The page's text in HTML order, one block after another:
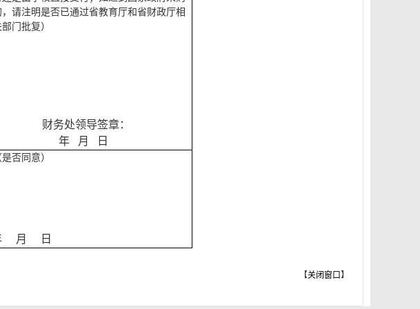
请注明是否已通过省教育厅和省财政厅相
部门批复）
财务处领导签章：
年 月 日
是否同意）
月 日
【关闭窗口】